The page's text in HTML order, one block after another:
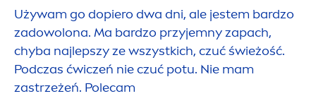
Używam go dopiero dwa dni, ale jestem bardzo
zadowolona. Ma bardzo przyjemny zapach,
chyba najlepszy ze wszystkich, czuć świeżość.
Podczas ćwiczeń nie czuć potu. Nie mam
zastrzeżeń. Polecam